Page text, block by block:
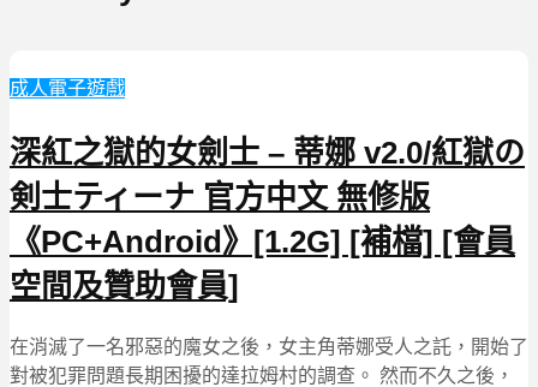
成人電子遊戲
深紅之獄的女劍士 – 蒂娜 v2.0/紅獄の
剣士ティーナ 官方中文 無修版
《PC+Android》[1.2G] [補檔] [會員
空間及贊助會員]
在消滅了一名邪惡的魔女之後，女主角蒂娜受人之託，開始了
對被犯罪問題長期困擾的達拉姆村的調查。 然而不久之後，